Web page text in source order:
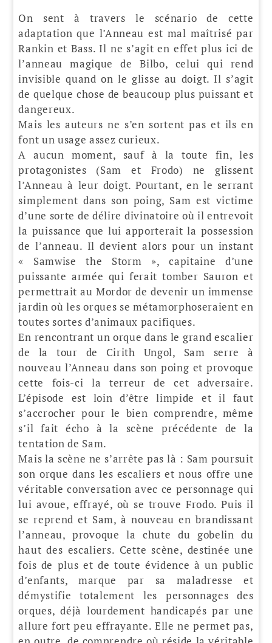
On sent à travers le scénario de cette
adaptation que l’Anneau est mal maîtrisé par
Rankin et Bass. Il ne s’agit en effet plus ici de
l’anneau magique de Bilbo, celui qui rend
invisible quand on le glisse au doigt. Il s’agit
de quelque chose de beaucoup plus puissant et
dangereux.
Mais les auteurs ne s’en sortent pas et ils en
font un usage assez curieux.
A aucun moment, sauf à la toute fin, les
protagonistes (Sam et Frodo) ne glissent
l’Anneau à leur doigt. Pourtant, en le serrant
simplement dans son poing, Sam est victime
d’une sorte de délire divinatoire où il entrevoit
la puissance que lui apporterait la possession
de l’anneau. Il devient alors pour un instant
« Samwise the Storm », capitaine d’une
puissante armée qui ferait tomber Sauron et
permettrait au Mordor de devenir un immense
jardin où les orques se métamorphoseraient en
toutes sortes d’animaux pacifiques.
En rencontrant un orque dans le grand escalier
de la tour de Cirith Ungol, Sam serre à
nouveau l’Anneau dans son poing et provoque
cette fois-ci la terreur de cet adversaire.
L’épisode est loin d’être limpide et il faut
s’accrocher pour le bien comprendre, même
s’il fait écho à la scène précédente de la
tentation de Sam.
Mais la scène ne s’arrête pas là : Sam poursuit
son orque dans les escaliers et nous offre une
véritable conversation avec ce personnage qui
lui avoue, effrayé, où se trouve Frodo. Puis il
se reprend et Sam, à nouveau en brandissant
l’anneau, provoque la chute du gobelin du
haut des escaliers. Cette scène, destinée une
fois de plus et de toute évidence à un public
d’enfants, marque par sa maladresse et
démystifie totalement les personnages des
orques, déjà lourdement handicapés par une
allure fort peu effrayante. Elle ne permet pas,